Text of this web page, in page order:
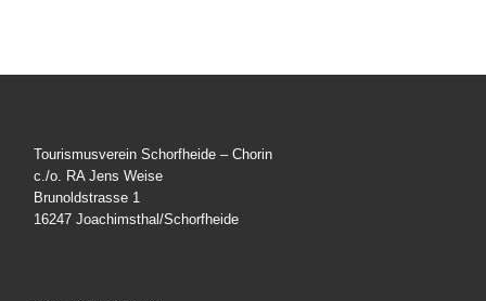
Tourismusverein Schorfheide – Chorin
c./o. RA Jens Weise
Brunoldstrasse 1
16247 Joachimsthal/Schorfheide